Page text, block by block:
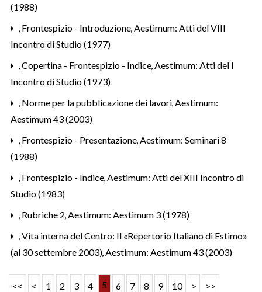
(1988)
, Frontespizio - Introduzione,Aestimum: Atti del VIII
Incontro di Studio (1977)
,Copertina - Frontespizio - Indice,Aestimum: Atti del I
Incontro di Studio (1973)
, Norme per la pubblicazione dei lavori,Aestimum:
Aestimum 43 (2003)
, Frontespizio - Presentazione,Aestimum: Seminari 8
(1988)
, Frontespizio - Indice,Aestimum: Atti del XIII Incontro di
Studio (1983)
, Rubriche 2,Aestimum: Aestimum 3 (1978)
,Vita interna del Centro: Il «Repertorio Italiano di Estimo»
(al 30 settembre 2003),Aestimum: Aestimum 43 (2003)
<< < 1 2 3 4 5 6 7 8 9 10 > >>